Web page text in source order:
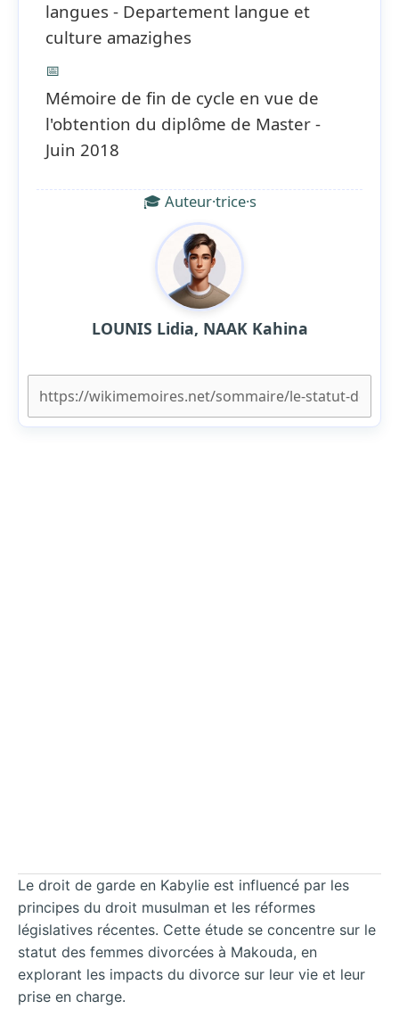
langues - Departement langue et
culture amazighes
📅
Mémoire de fin de cycle en vue de
l'obtention du diplôme de Master -
Juin 2018
🎓 Auteur·trice·s
LOUNIS Lidia, NAAK Kahina
Le droit de garde en Kabylie est influencé par les
principes du droit musulman et les réformes
législatives récentes. Cette étude se concentre sur le
statut des femmes divorcées à Makouda, en
explorant les impacts du divorce sur leur vie et leur
prise en charge.